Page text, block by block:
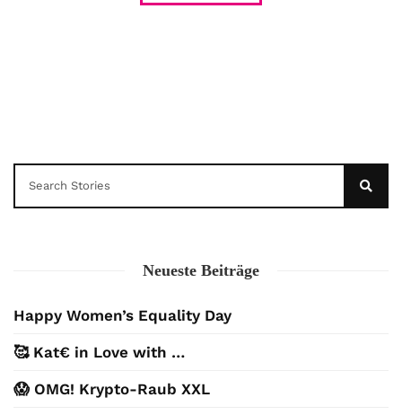
Neueste Beiträge
Happy Women’s Equality Day
🥰 Kat€ in Love with …
😱 OMG! Krypto-Raub XXL